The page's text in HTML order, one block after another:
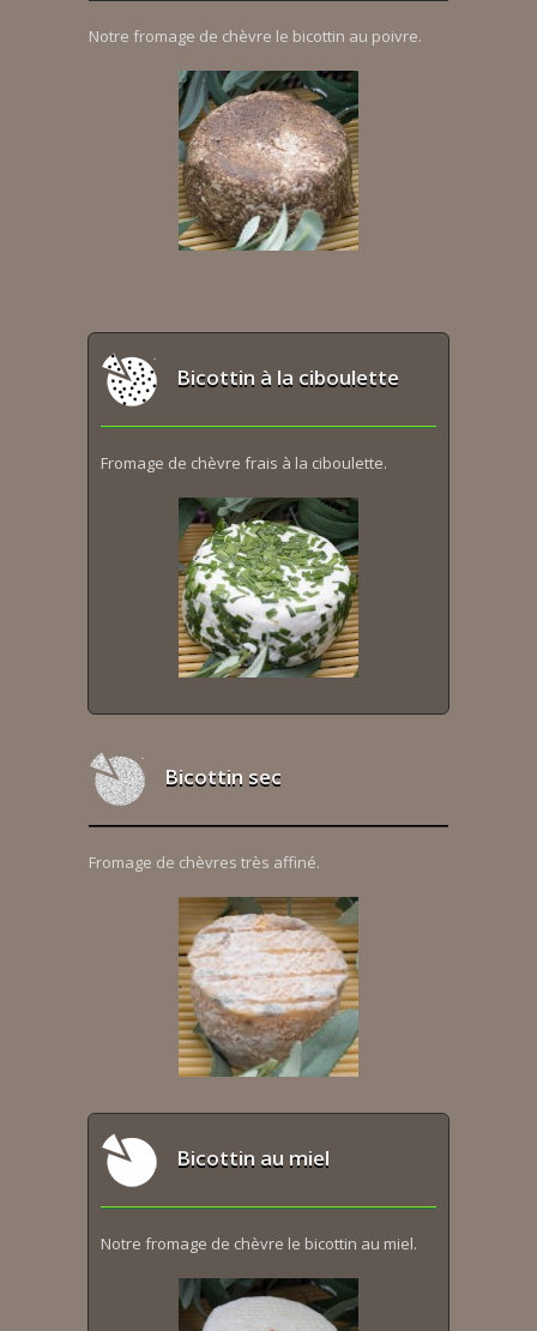
Notre fromage de chèvre le bicottin au poivre.
Bicottin à la ciboulette
Fromage de chèvre frais à la ciboulette.
Bicottin sec
Fromage de chèvres très affiné.
Bicottin au miel
Notre fromage de chèvre le bicottin au miel.